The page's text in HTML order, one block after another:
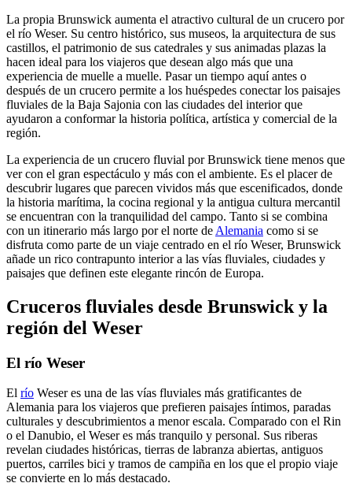
La propia Brunswick aumenta el atractivo cultural de un crucero por
el río Weser. Su centro histórico, sus museos, la arquitectura de sus
castillos, el patrimonio de sus catedrales y sus animadas plazas la
hacen ideal para los viajeros que desean algo más que una
experiencia de muelle a muelle. Pasar un tiempo aquí antes o
después de un crucero permite a los huéspedes conectar los paisajes
fluviales de la Baja Sajonia con las ciudades del interior que
ayudaron a conformar la historia política, artística y comercial de la
región.
La experiencia de un crucero fluvial por Brunswick tiene menos que
ver con el gran espectáculo y más con el ambiente. Es el placer de
descubrir lugares que parecen vividos más que escenificados, donde
la historia marítima, la cocina regional y la antigua cultura mercantil
se encuentran con la tranquilidad del campo. Tanto si se combina
con un itinerario más largo por el norte de Alemania como si se
disfruta como parte de un viaje centrado en el río Weser, Brunswick
añade un rico contrapunto interior a las vías fluviales, ciudades y
paisajes que definen este elegante rincón de Europa.
Cruceros fluviales desde Brunswick y la
región del Weser
El río Weser
El río Weser es una de las vías fluviales más gratificantes de
Alemania para los viajeros que prefieren paisajes íntimos, paradas
culturales y descubrimientos a menor escala. Comparado con el Rin
o el Danubio, el Weser es más tranquilo y personal. Sus riberas
revelan ciudades históricas, tierras de labranza abiertas, antiguos
puertos, carriles bici y tramos de campiña en los que el propio viaje
se convierte en lo más destacado.